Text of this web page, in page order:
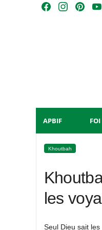
Skip
m
t
Y
APBIF FOI
Khoutbah
les
Seul Dieu sait